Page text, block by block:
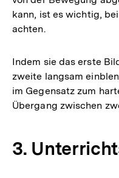
kann, ist es wichtig,
achten.
Indem sie das erste
zweite langsam
im Gegensatz zum
Übergang zwischen
3.